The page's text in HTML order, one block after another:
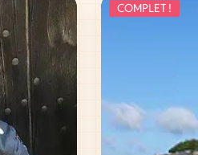
COMPLET !